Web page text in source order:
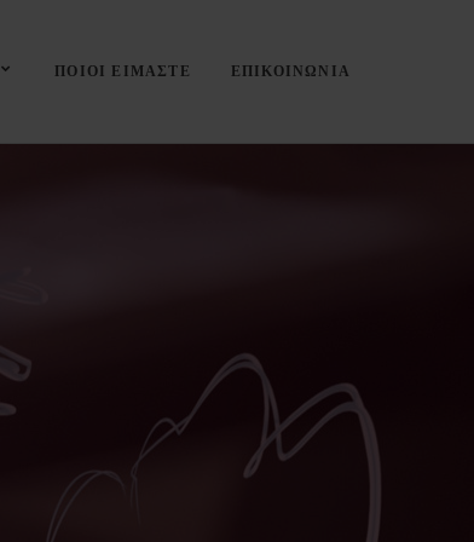
ΠΟΙΟΙ ΕΙΜΑΣΤΕ ΕΠΙΚΟΙΝΩΝΙΑ